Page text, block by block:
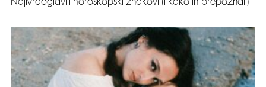
Najtvrdoglaviji horoskopski znakovi (i kako ih prepoznati)